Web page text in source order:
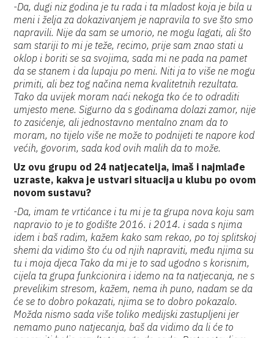
-Da, dugi niz godina je tu rada i ta mladost koja je bila u
meni i želja za dokazivanjem je napravila to sve što smo
napravili. Nije da sam se umorio, ne mogu lagati, ali što
sam stariji to mi je teže, recimo, prije sam znao stati u
oklop i boriti se sa svojima, sada mi ne pada na pamet
da se stanem i da lupaju po meni. Niti ja to više ne mogu
primiti, ali bez tog načina nema kvalitetnih rezultata.
Tako da uvijek moram naći nekoga tko će to odraditi
umjesto mene. Sigurno da s godinama dolazi zamor, nije
to zasićenje, ali jednostavno mentalno znam da to
moram, no tijelo više ne može to podnijeti te napore kod
većih, govorim, sada kod ovih malih da to može.
Uz ovu grupu od 24 natjecatelja, imaš i najmlađe
uzraste, kakva je ustvari situacija u klubu po ovom
novom sustavu?
-Da, imam te vrtićance i tu mi je ta grupa nova koju sam
napravio to je to godište 2016. i 2014. i sada s njima
idem i baš radim, kažem kako sam rekao, po toj splitskoj
shemi da vidimo što ću od njih napraviti, među njima su
tu i moja djeca Tako da mi je to sad ugodno s korisnim,
cijela ta grupa funkcionira i idemo na ta natjecanja, ne s
prevelikim stresom, kažem, nema ih puno, nadam se da
će se to dobro pokazati, njima se to dobro pokazalo.
Možda nismo sada više toliko medijski zastupljeni jer
nemamo puno natjecanja, baš da vidimo da li će to